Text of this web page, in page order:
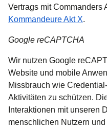
Vertrags mit Commanders
Kommandeure Akt X.
Google reCAPTCHA
Wir nutzen Google
Website und mobile
Missbrauch wie
Aktivitäten zu schützen.
Interaktionen mit unseren
menschlichen Nutzern